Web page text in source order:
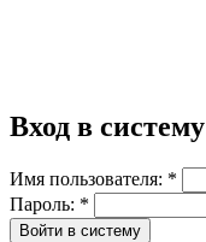
Вход в систему
Имя пользователя: *
Пароль: *